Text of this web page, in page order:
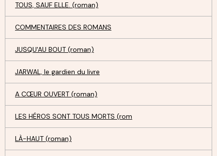
TOUS, SAUF ELLE. (roman)
COMMENTAIRES DES ROMANS
JUSQU'AU BOUT (roman)
JARWAL, le gardien du livre
A CŒUR OUVERT (roman)
LES HÉROS SONT TOUS MORTS (rom
LÀ-HAUT (roman)